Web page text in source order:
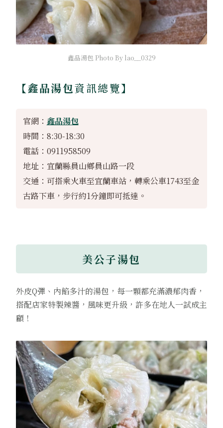
鑫品湯包 Photo By lao__0329
【鑫品湯包資訊總覽】
官網： 鑫品湯包
時間：8:30-18:30
電話：0911958509
地址：宜蘭縣員山鄉員山路一段
交通：可搭乘火車至宜蘭車站，轉乘公車1743至金
古路下車，步行約1分鐘即可抵達。
美公子湯包
外皮Q彈、內餡多汁的湯包，每一顆都充滿濃郁肉香，
搭配店家特製辣醬，風味更升級，許多在地人一試成主
顧！